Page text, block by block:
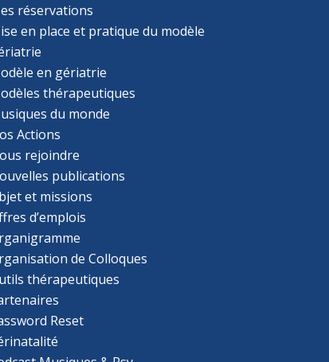
réservations
en place et pratique du modèle
en gériatrie
thérapeutiques
du monde
Actions
rejoindre
publications
et missions
d’emplois
de Colloques
thérapeutiques
Reset